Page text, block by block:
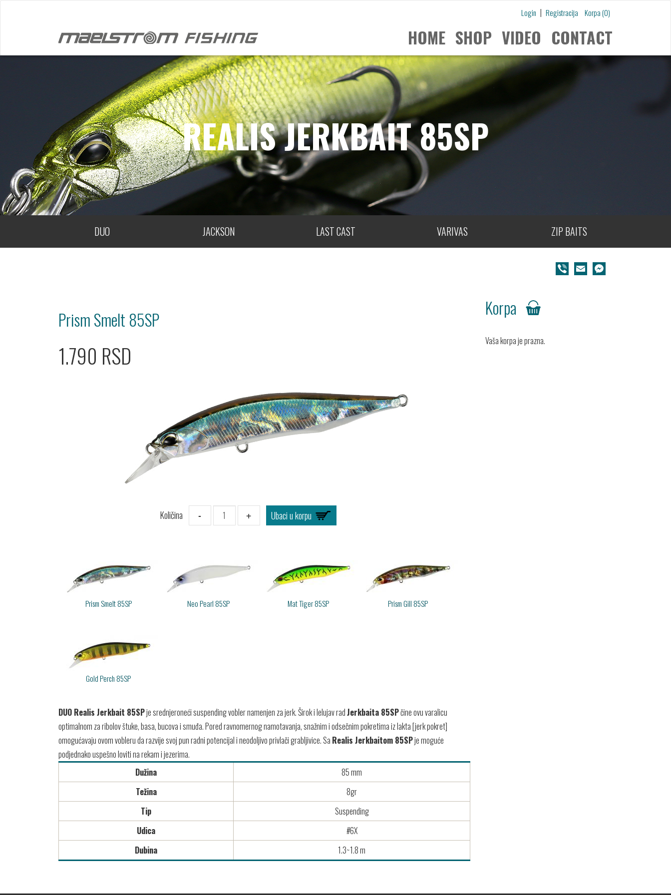
Login | Registracija Korpa (0)
HOME SHOP VIDEO CONTACT
REALIS JERKBAIT 85SP
DUO JACKSON LAST CAST VARIVAS ZIP BAITS
Viber Email
Prism Smelt 85SP
1.790 RSD
Količina - +
Prism Smelt 85SP Neo Pearl 85SP Mat Tiger 85SP Prism Gill 85SP
Gold Perch 85SP
DUO Realis Jerkbait 85SPje srednjeroneći suspending vobler namenjen za jerk. Širok i lelujav radJerkbaita 85SPčine ovu varalicu
optimalnom za ribolov štuke, basa, bucova i smuđa. Pored ravnomernog namotavanja, snažnim i odsečnim pokretima iz lakta [jerk pokret]
omogućavaju ovom vobleru da razvije svoj pun radni potencijal i neodoljivo privlači grabljivice. Sa Realis Jerkbaitom 85SPje moguće
podjednako uspešno loviti na rekam i jezerima.
Dužina
85 mm
Težina
8gr
Tip
Suspending
Udica
#6X
Dubina
1.3~1.8 m
Korpa
Vaša korpa je prazna.